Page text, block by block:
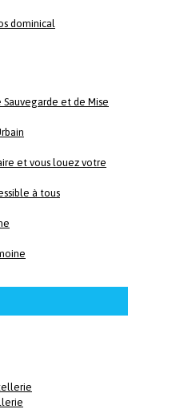
dominical
Sauvegarde et de Mise
et vous louez votre
à tous